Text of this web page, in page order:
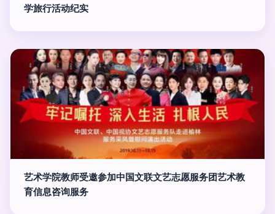
学旅行活动纪实
艺术学院教师受邀参加中国文联文艺志愿服务团艺术教
育信息咨询服务